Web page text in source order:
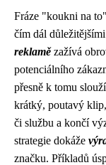
Fráze "koukni na
čím dál
reklamězažívá
potenciálního
přesně k tomu
krátký, poutavý
či službu a končí
strategie dokáže
značku. Příkladů